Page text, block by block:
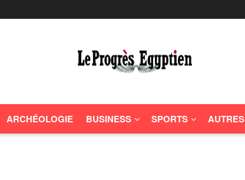
ARCHÉOLOGIE BUSINESS SPORTS AUTRES